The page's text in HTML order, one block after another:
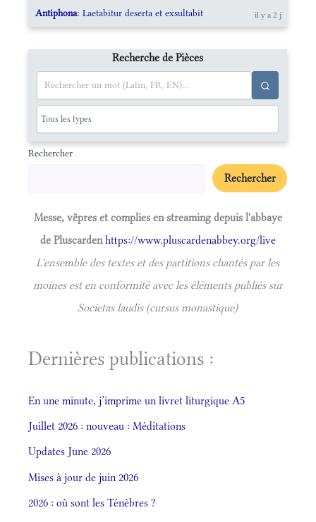
Antiphona: Laetabitur deserta et exsultabit il y a 2 j
Recherche de Pièces
Rechercher
Rechercher
Messe, vêpres et complies en streaming depuis l'abbaye
de Pluscardenhttps://www.pluscardenabbey.org/live
L'ensemble des textes et des partitions chantés par les
moines est en conformité avec les éléments publiés sur
Societas laudis (cursus monastique)
Dernières publications :
En une minute, j’imprime un livret liturgique A5
Juillet 2026 : nouveau : Méditations
Updates June 2026
Mises à jour de juin 2026
2026 : où sont les Ténèbres ?